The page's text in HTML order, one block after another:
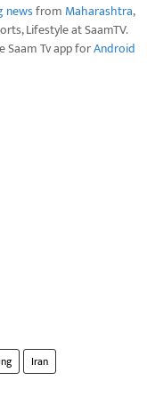
newsfrom Maharashtra,
Lifestyle at SaamTV.
Saam Tv app forAndroid
Iran